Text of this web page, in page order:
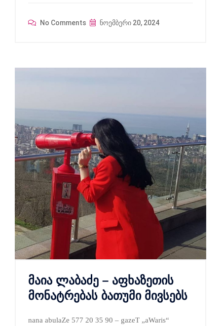
No Comments ნოემბერი 20, 2024
მაია ლაბაძე – აფხაზეთის
მონატრებას ბათუმი მივსებს
nana abulaZe 577 20 35 90 – gazeT „aWaris“